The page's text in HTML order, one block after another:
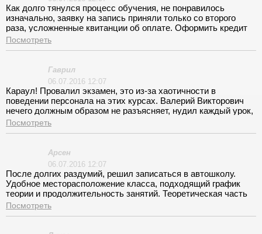
экзаменам.
Как долго тянулся процесс обучения, не понравилось
изначально, заявку на запись приняли только со второго
раза, усложненные квитанции об оплате. Оформить кредит
проще чем записаться к ним. Курс лекций скучный, подается
в книжном варианте, Роман Викторович не отходит от
общем знаний получить не удалось. На практике
разочаровался окончательно. Вячеслав Александрович
безответственный, каждое занятие начиналось с
опозданием. Площадка находится за городом, еще время
тратили что бы добраться к ней. Время на вождение
оставалось совсем мало. За курс стандартных уроков не
усвоил даже элементарных вещей, экзамены сдать не
удалось. Приходится брать уроки у частного инструктора,
обещанного три года ждут.
Посмотреть
Гаврил
06.07.2016 12:07
Караул! Провалил экзамен, это из-за хаотичности в
поведении персонала на этих курсах. Валерий Викторович
нечего должным образом не разъясняет, нудил каждый урок,
морочил голову. Площадка вообще в захолустье находится!
Посмотреть
Арсен
06.07.2016 12:07
После долгих раздумий, решил записаться в автошколу.
Удобное месторасположение класса, подходящий график
теории и продолжительность занятий. Теоретическая часть
еще нечего, правила есть правила, учить надо.
Преподаватель понравился, Роман Викторович немного
Посмотреть